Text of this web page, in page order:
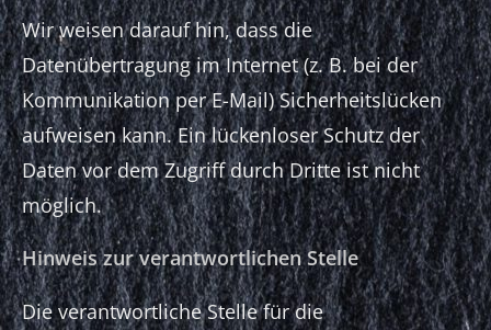
Wir weisen darauf hin, dass die
Datenübertragung im Internet (z. B. bei der
Kommunikation per E-Mail) Sicherheitslücken
aufweisen kann. Ein lückenloser Schutz der
Daten vor dem Zugriff durch Dritte ist nicht
möglich.
Hinweis zur verantwortlichen Stelle
Die verantwortliche Stelle für die